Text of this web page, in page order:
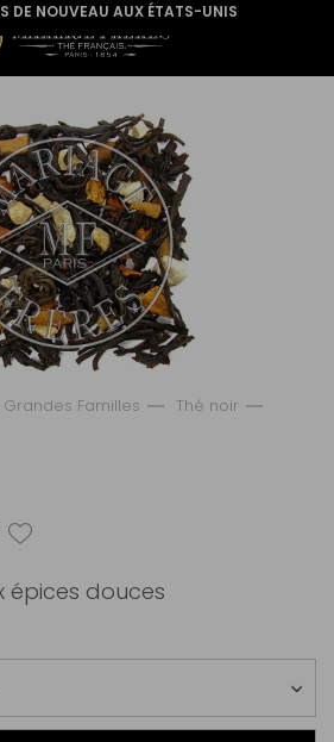
DE NOUVEAU AUX ÉTATS-UNIS
Grandes Familles
Thé noir
épices douces